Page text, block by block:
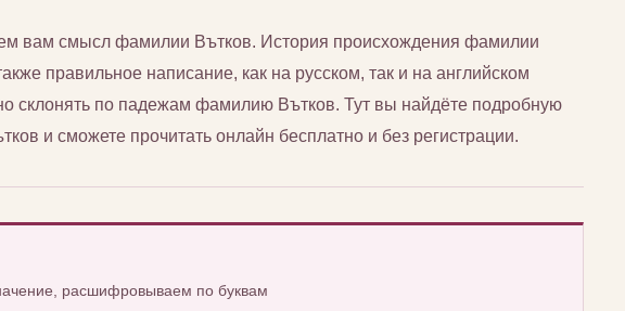
вам смысл фамилии Вътков. История происхождения фамилии
правильное написание, как на русском, так и на английском
склонять по падежам фамилию Вътков. Тут вы найдёте подробную
и сможете прочитать онлайн бесплатно и без регистрации.
расшифровываем по буквам